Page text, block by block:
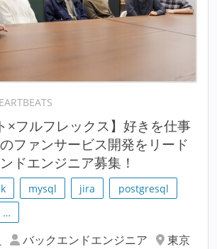
×フルフレックス】好きを仕事
ファンサービス開発をリード
ドエンジニア募集！
mysql jira
postgresql
…
バックエンドエンジニア
東京